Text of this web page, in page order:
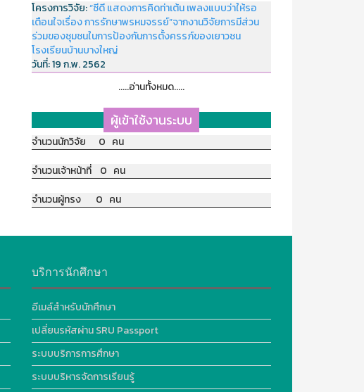
โครงการวิจัย:“ซีดี แสดงการคิดท่าเต้น เพลงแบบว่าให้รอ
เตือนใจเรื่อง การรักษาพรหมจรรย์”จากงานวิจัยการมีส่วน
ร่วมของชุมชนในการป้องกันการตั้งครรภ์ของเยาวชน
โรงเรียนบ้านบางใหญ่
วันที่:19 ก.พ. 2562
.....อ่านทั้งหมด.....
ผู้เข้าใช้งานระบบ
จำนวนนักวิจัย 0 คน
จำนวนเจ้าหน้าที่ 0 คน
จำนวนผู้ทรง 0 คน
บริการนักศึกษา
อีเมล์สำหรับนักศึกษา
เปลี่ยนรหัสผ่าน SRU Passport
ระบบบริการการศึกษา
ระบบบริหารจัดการเรียนรู้